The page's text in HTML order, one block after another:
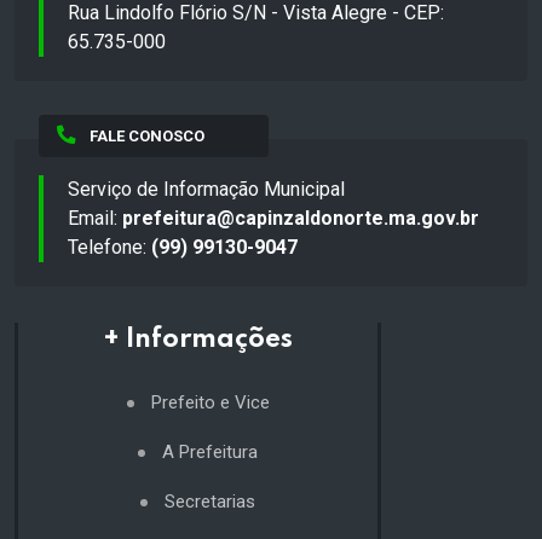
Rua Lindolfo Flório S/N - Vista Alegre - CEP:
65.735-000
FALE CONOSCO
Serviço de Informação Municipal
Email: prefeitura@capinzaldonorte.ma.gov.br
Telefone: (99) 99130-9047
+ Informações
Prefeito e Vice
A Prefeitura
Secretarias